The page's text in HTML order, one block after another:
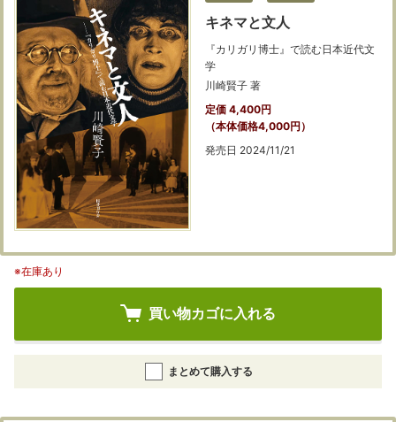
キネマと文人
『カリガリ博士』で読む日本近代文
学
川崎賢子 著
定価 4,400円
（本体価格4,000円）
発売日 2024/11/21
※在庫あり
買い物カゴに入れる
まとめて購入する